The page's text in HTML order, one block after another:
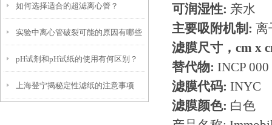
防紫外线照射要点
如何选择适合的超滤离心管？
实验中离心管破裂可能的原因有哪些
pH试剂和pH试纸的使用有何区别？
上海登宁揭秘定性滤纸的注意事项
可润湿性: 亲水
主要吸附机制: 离
滤膜尺寸，cm x
替代物: INCP
滤膜代码: INYC
滤膜颜色: 白色